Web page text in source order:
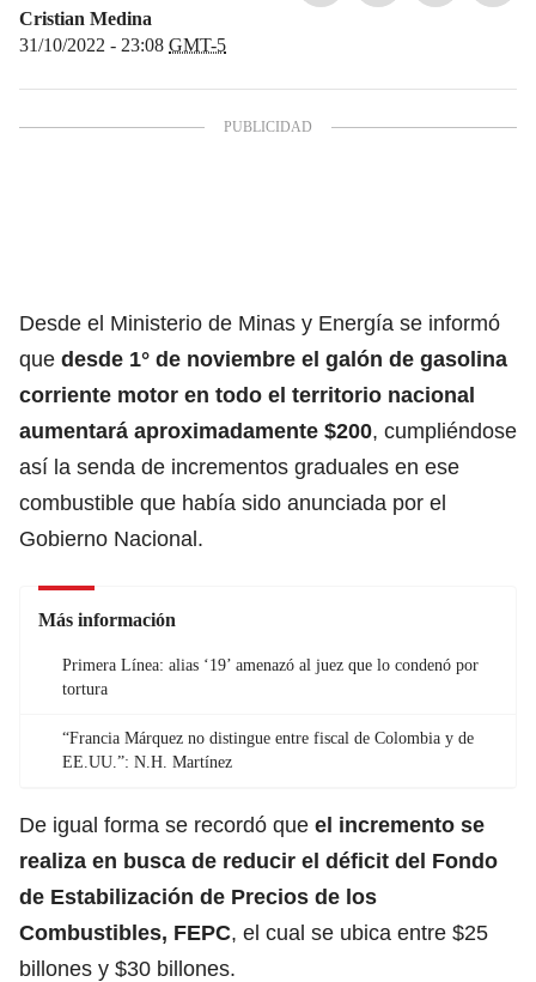
Cristian Medina
31/10/2022 - 23:08 GMT-5
Desde el Ministerio de Minas y Energía se informó
que desde 1° de noviembre el galón de gasolina
corriente motor en todo el territorio nacional
aumentará aproximadamente $200, cumpliéndose
así la senda de incrementos graduales en ese
combustible que había sido anunciada por el
Gobierno Nacional.
Más información
Primera Línea: alias ‘19’ amenazó al juez que lo condenó por
tortura
“Francia Márquez no distingue entre fiscal de Colombia y de
EE.UU.”: N.H. Martínez
De igual forma se recordó que el incremento se
realiza en busca de reducir el déficit del Fondo
de Estabilización de Precios de los
Combustibles, FEPC, el cual se ubica entre $25
billones y $30 billones.